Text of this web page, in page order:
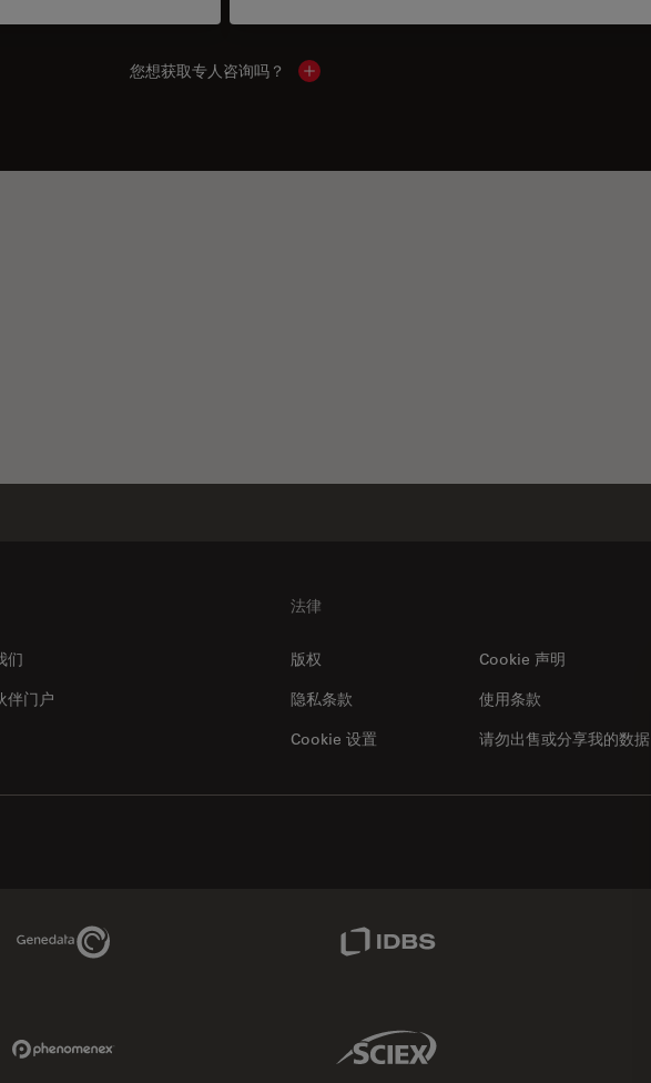
您想获取专人咨询吗？ Show local contacts
们
伴门户
法律
版权
Cookie 声明
隐私条款
请勿出售或分享我的数据
使用条款
Cookie 设置
Genedata Link
Sciex Link